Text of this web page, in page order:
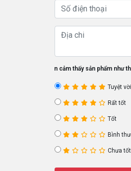
Bạn cảm thấy sản phẩm như
Tuyệt vời
Rất tốt
Tốt
Bình
Chưa tốt